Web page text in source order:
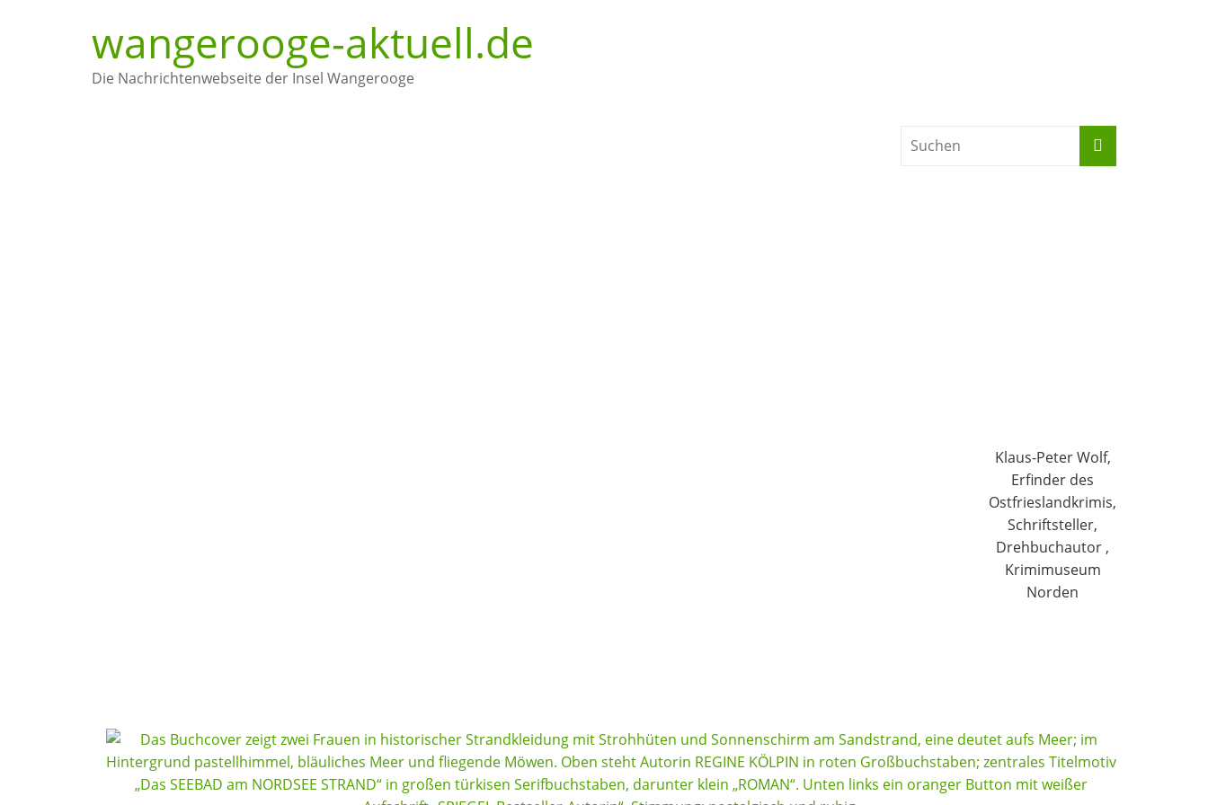
wangerooge-aktuell.de
Die Nachrichtenwebseite der Insel Wangerooge
Klaus-Peter Wolf,
Erfinder des
Ostfrieslandkrimis,
Schriftsteller,
Drehbuchautor ,
Krimimuseum
Norden